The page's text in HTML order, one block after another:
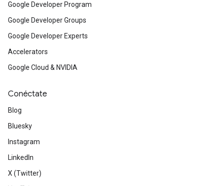
Google Developer Program
Google Developer Groups
Google Developer Experts
Accelerators
Google Cloud & NVIDIA
Conéctate
Blog
Bluesky
Instagram
LinkedIn
X (Twitter)